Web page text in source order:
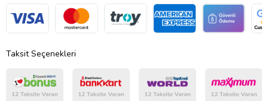
Taksit Seçenekleri